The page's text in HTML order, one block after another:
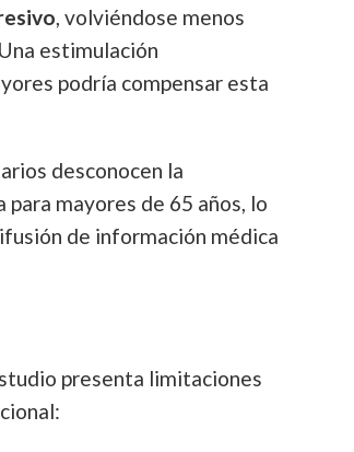
, volviéndose menos
estimulación
podría compensar esta
desconocen la
mayores de 65 años, lo
de información médica
presenta limitaciones